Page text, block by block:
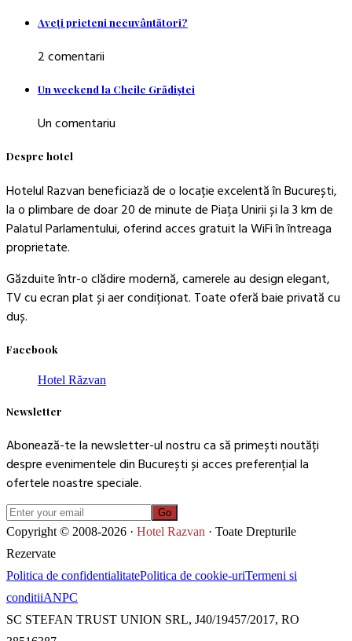
Aveţi prieteni necuvântători?
2 comentarii
Un weekend la Cheile Grădiştei
Un comentariu
Despre hotel
Hotelul Razvan beneficiază de o locație excelentă în București,
la o plimbare de doar 20 de minute de Piața Unirii și la 3 km de
Palatul Parlamentului, oferind acces gratuit la WiFi în întreaga
proprietate.
Găzduite într-o clădire modernă, camerele au design elegant,
TV cu ecran plat și aer condiționat. Toate oferă baie privată cu
duș.
Facebook
Hotel Răzvan
Newsletter
Abonează-te la newsletter-ul nostru ca să primești noutăți
despre evenimentele din București și acces preferențial la
ofertele noastre speciale.
Go
Copyright © 2008-2026 · Hotel Razvan · Toate Drepturile
Rezervate
Politica de confidentialitatePolitica de cookie-uriTermeni si
conditiiANPC
SC STEFAN TRUST UNION SRL, J40/19457/2017, RO